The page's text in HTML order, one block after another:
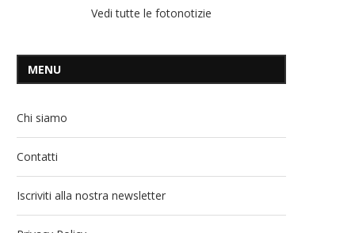
Vedi tutte le fotonotizie
MENU
Chi siamo
Contatti
Iscriviti alla nostra newsletter